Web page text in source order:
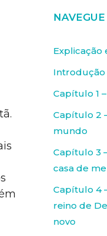
Explicação
Introdução
Capítulo 1
Capítulo 2
mundo
Capítulo 3
casa de
Capítulo 4
reino de
novo